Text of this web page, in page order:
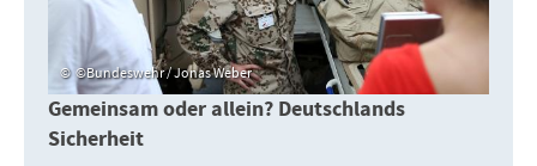
©Bundeswehr / Jonas Weber
Gemeinsam oder allein? Deutschlands
Sicherheit